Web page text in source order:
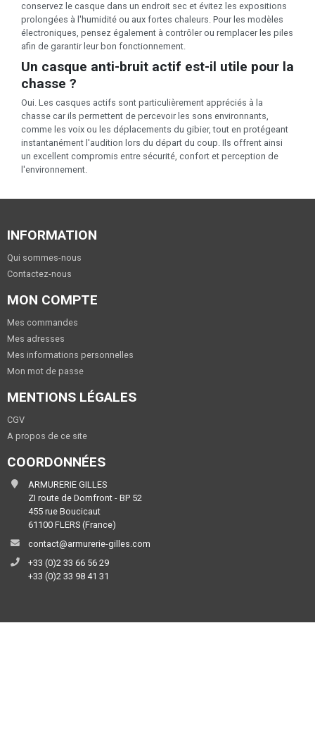
conservez le casque dans un endroit sec et évitez les expositions
prolongées à l'humidité ou aux fortes chaleurs. Pour les modèles
électroniques, pensez également à contrôler ou remplacer les piles
afin de garantir leur bon fonctionnement.
Un casque anti-bruit actif est-il utile pour la
chasse ?
Oui. Les casques actifs sont particulièrement appréciés à la
chasse car ils permettent de percevoir les sons environnants,
comme les voix ou les déplacements du gibier, tout en protégeant
instantanément l'audition lors du départ du coup. Ils offrent ainsi
un excellent compromis entre sécurité, confort et perception de
l'environnement.
INFORMATION
Qui sommes-nous
Contactez-nous
MON COMPTE
Mes commandes
Mes adresses
Mes informations personnelles
Mon mot de passe
MENTIONS LÉGALES
CGV
A propos de ce site
COORDONNÉES
ARMURERIE GILLES
ZI route de Domfront - BP 52
455 rue Boucicaut
61100 FLERS (France)
contact@armurerie-gilles.com
+33 (0)2 33 66 56 29
+33 (0)2 33 98 41 31